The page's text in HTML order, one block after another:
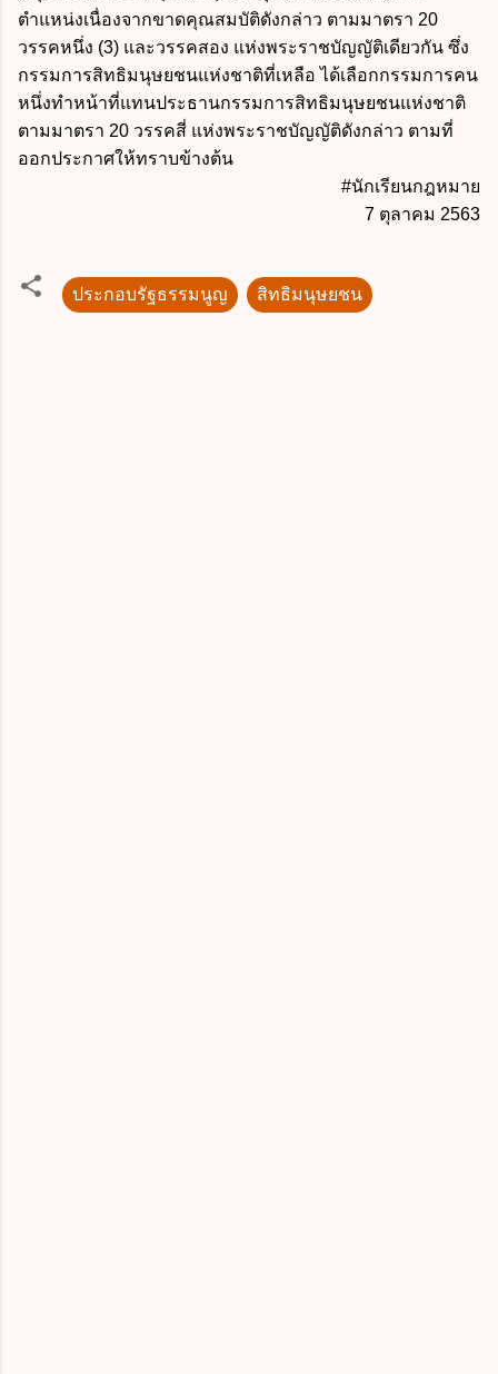
ตำแหน่งเนื่องจากขาดคุณสมบัติดังกล่าว ตามมาตรา 20
วรรคหนึ่ง (3) และวรรคสอง แห่งพระราชบัญญัติเดียวกัน ซึ่ง
กรรมการสิทธิมนุษยชนแห่งชาติที่เหลือ ได้เลือกกรรมการคน
หนึ่งทำหน้าที่แทนประธานกรรมการสิทธิมนุษยชนแห่งชาติ
ตามมาตรา 20 วรรคสี่ แห่งพระราชบัญญัติดังกล่าว ตามที่
ออกประกาศให้ทราบข้างต้น
#นักเรียนกฎหมาย
7 ตุลาคม 2563
ประกอบรัฐธรรมนูญ สิทธิมนุษยชน